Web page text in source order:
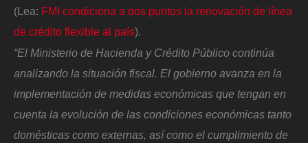
(Lea: FMI condiciona a dos puntos la renovación de línea
de crédito flexible al país).
“El Ministerio de Hacienda y Crédito Público continúa
analizando la situación fiscal. El gobierno avanza en la
implementación de medidas económicas que tengan en
cuenta la evolución de las condiciones económicas tanto
domésticas como externas, así como el cumplimiento de